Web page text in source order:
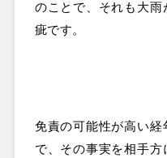
のことで、それも大
疵です。
免責の可能性が高い
で、その事実を相手